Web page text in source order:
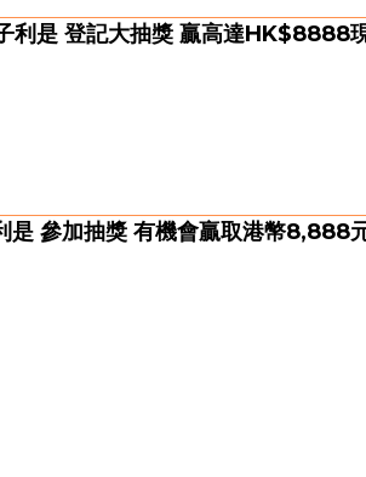
是 登記大抽獎 贏高達HK$8888
參加抽獎 有機會贏取港幣8,888